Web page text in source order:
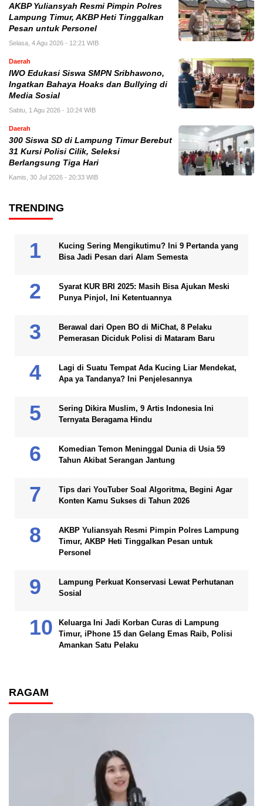
AKBP Yuliansyah Resmi Pimpin Polres
Lampung Timur, AKBP Heti Tinggalkan
Pesan untuk Personel
Selasa, 4 Agu 2026 - 12:21 WIB
Daerah
IWO Edukasi Siswa SMPN Sribhawono,
Ingatkan Bahaya Hoaks dan Bullying di
Media Sosial
Sabtu, 1 Agu 2026 - 10:24 WIB
Daerah
300 Siswa SD di Lampung Timur Berebut
31 Kursi Polisi Cilik, Seleksi
Berlangsung Tiga Hari
Kamis, 30 Jul 2026 - 20:33 WIB
TRENDING
Kucing Sering Mengikutimu? Ini 9 Pertanda yang
Bisa Jadi Pesan dari Alam Semesta
Syarat KUR BRI 2025: Masih Bisa Ajukan Meski
Punya Pinjol, Ini Ketentuannya
Berawal dari Open BO di MiChat, 8 Pelaku
Pemerasan Diciduk Polisi di Mataram Baru
Lagi di Suatu Tempat Ada Kucing Liar Mendekat,
Apa ya Tandanya? Ini Penjelesannya
Sering Dikira Muslim, 9 Artis Indonesia Ini
Ternyata Beragama Hindu
Komedian Temon Meninggal Dunia di Usia 59
Tahun Akibat Serangan Jantung
Tips dari YouTuber Soal Algoritma, Begini Agar
Konten Kamu Sukses di Tahun 2026
AKBP Yuliansyah Resmi Pimpin Polres Lampung
Timur, AKBP Heti Tinggalkan Pesan untuk
Personel
Lampung Perkuat Konservasi Lewat Perhutanan
Sosial
Keluarga Ini Jadi Korban Curas di Lampung
Timur, iPhone 15 dan Gelang Emas Raib, Polisi
Amankan Satu Pelaku
RAGAM